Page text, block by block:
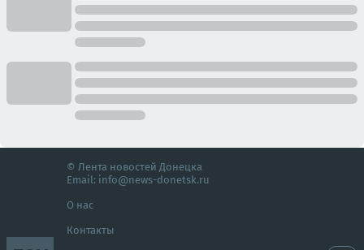
© Лента новостей Донецка
Email: info@news-donetsk.ru
О нас
Контакты